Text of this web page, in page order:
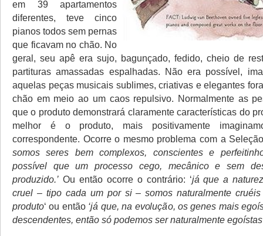
em 39 apartamentos
diferentes, teve cinco
pianos todos sem pernas
que ficavam no chão. No
geral, seu apê era sujo, bagunçado, fedido, cheio de
partituras amassadas espalhadas. Não era possível,
aquelas peças musicais sublimes, criativas e elegantes
chão em meio ao um caos repulsivo. Normalmente as
que o produto demonstrará claramente características do
melhor é o produto, mais positivamente
correspondente. Ocorre o mesmo problema com a
somos seres bem complexos, conscientes e
possível que um processo cego, mecânico e sem
produzido.’ Ou então ocorre o contrário: ‘já que a
cruel – tipo cada um por si – somos naturalmente
produto‘ ou então ‘já que, na evolução, os genes mais
descendentes, então só podemos ser naturalmente egoístas